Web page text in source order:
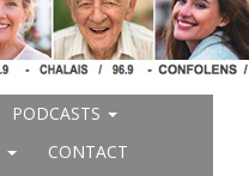
PODCASTS
CONTACT